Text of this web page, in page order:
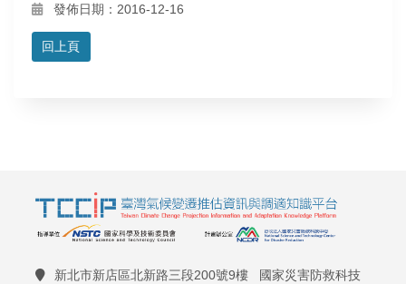
發佈日期：2016-12-16
回上頁
新北市新店區北新路三段200號9樓 國家災害防救科技